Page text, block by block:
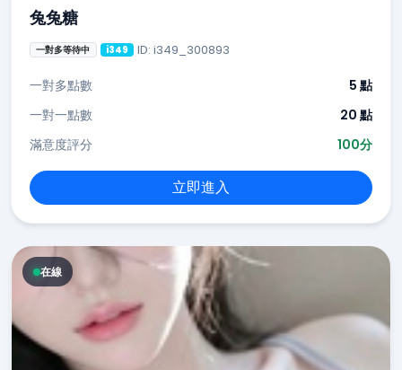
兔兔糖
一對多等待中 i349 ID: i349_300893
一對多點數
5 點
一對一點數
20 點
滿意度評分
100分
立即進入
在線